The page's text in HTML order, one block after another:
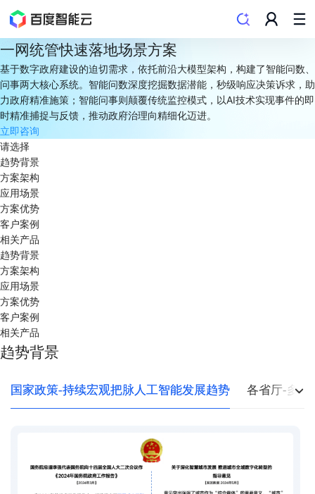
一网统管快速落地场景方案
基于数字政府建设的迫切需求，依托前沿大模型架构，构建了智能问数、
问事两大核心系统。智能问数深度挖掘数据潜能，秒级响应决策诉求，助
力政府精准施策；智能问事则颠覆传统监控模式，以AI技术实现事件的即
时精准捕捉与反馈，推动政府治理向精细化迈进。
立即咨询
请选择
趋势背景
方案架构
应用场景
方案优势
客户案例
相关产品
趋势背景
方案架构
应用场景
方案优势
客户案例
相关产品
趋势背景
国家政策-持续宏观把脉人工智能发展趋势 各省厅-多地